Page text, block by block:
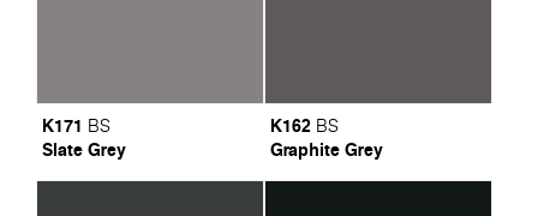
K171 BS
Slate Grey
K162 BS
Graphite Grey